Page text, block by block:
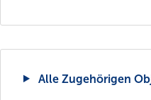
Alle Zugehörigen